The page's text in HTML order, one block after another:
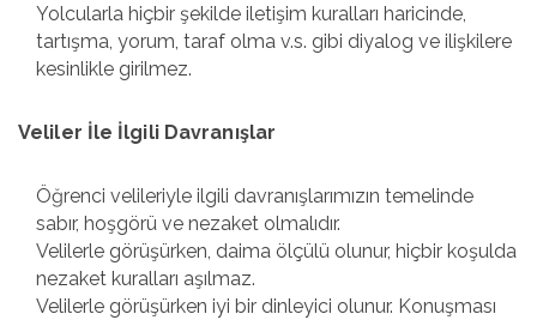
Yolcularla hiçbir şekilde iletişim kuralları haricinde,
tartışma, yorum, taraf olma v.s. gibi diyalog ve ilişkilere
kesinlikle girilmez.
Veliler İle İlgili Davranışlar
Öğrenci velileriyle ilgili davranışlarımızın temelinde
sabır, hoşgörü ve nezaket olmalıdır.
Velilerle görüşürken, daima ölçülü olunur, hiçbir koşulda
nezaket kuralları aşılmaz.
Velilerle görüşürken iyi bir dinleyici olunur. Konuşması